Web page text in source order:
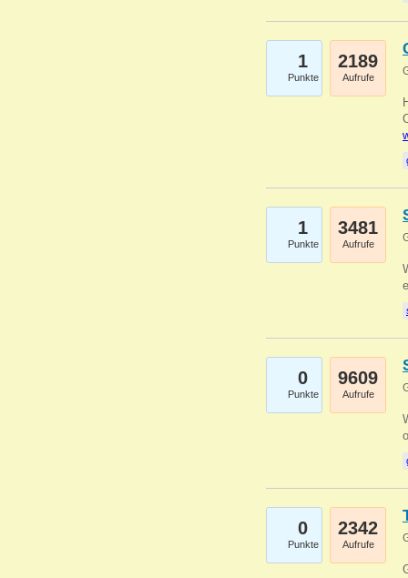
1
Punkte
2189
Aufrufe
1
Punkte
3481
Aufrufe
0
Punkte
9609
Aufrufe
0
Punkte
2342
Aufrufe